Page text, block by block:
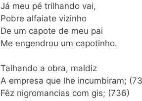
Já meu pé trilhando vai,
Pobre alfaiate vizinho
De um capote de meu pai
Me engendrou um capotinho.
Talhando a obra, maldiz
A empresa que lhe incumbiram;
Fêz nigromancias com gis; (736)